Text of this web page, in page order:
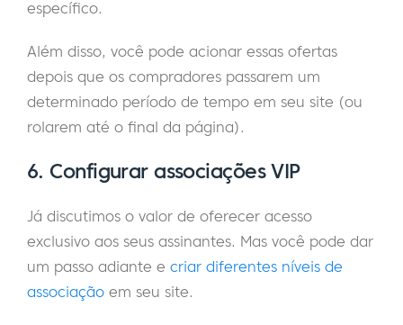
específico.
Além disso, você pode acionar essas ofertas
depois que os compradores passarem um
determinado período de tempo em seu site (ou
rolarem até o final da página).
6. Configurar associações VIP
Já discutimos o valor de oferecer acesso
exclusivo aos seus assinantes. Mas você pode dar
um passo adiante e criar diferentes níveis de
associação em seu site.